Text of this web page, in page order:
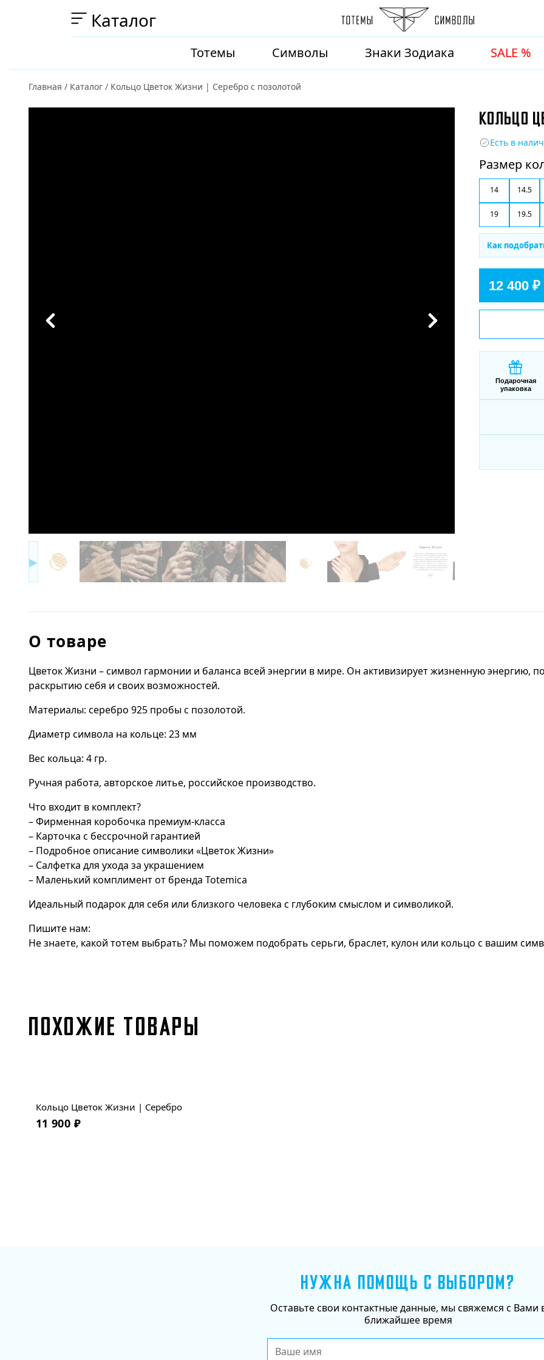
Каталог
Тотемы Символы Знаки Зодиака SALE %
Главная / Каталог / Кольцо Цветок Жизни | Серебро с позолотой
▶
КОЛЬЦО
Есть в
Размер
14 14.5
19 19.5
Как
12 400 ₽
Подарочная
упаковка
О товаре
Цветок Жизни – символ гармонии и баланса всей энергии в мире. Он активизирует жизненную энергию,
раскрытию себя и своих возможностей.
Материалы: серебро 925 пробы с позолотой.
Диаметр символа на кольце: 23 мм
Вес кольца: 4 гр.
Ручная работа, авторское литье, российское производство.
Что входит в комплект?
– Фирменная коробочка премиум-класса
– Карточка с бессрочной гарантией
– Подробное описание символики «Цветок Жизни»
– Салфетка для ухода за украшением
– Маленький комплимент от бренда Totemica
Идеальный подарок для себя или близкого человека с глубоким смыслом и символикой.
Пишите нам:
Не знаете, какой тотем выбрать? Мы поможем подобрать серьги, браслет, кулон или кольцо с вашим
ПОХОЖИЕ ТОВАРЫ
Кольцо Цветок Жизни | Серебро
11 900 ₽
НУЖНА ПОМОЩЬ С ВЫБОРОМ?
Оставьте свои контактные данные, мы свяжемся с Вами
ближайшее время